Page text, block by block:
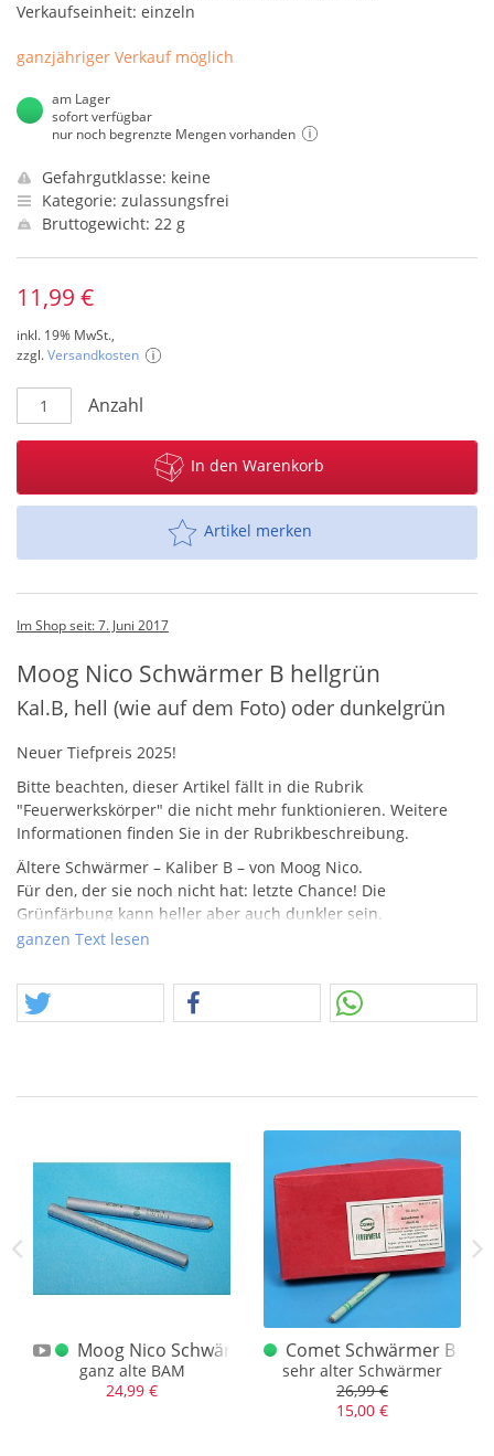
Verkaufseinheit: einzeln
ganzjähriger Verkauf möglich
am Lager
sofort verfügbar
nur noch begrenzte Mengen vorhanden
Gefahrgutklasse: keine
Kategorie: zulassungsfrei
Bruttogewicht: 22 g
11,99 €
inkl. 19% MwSt.,
zzgl.Versandkosten
Anzahl
In den Warenkorb
Artikel merken
Im Shop seit: 7. Juni 2017
Moog Nico Schwärmer B hellgrün
Kal.B, hell (wie auf dem Foto) oder dunkelgrün
Neuer Tiefpreis 2025!
Bitte beachten, dieser Artikel fällt in die Rubrik
"Feuerwerkskörper" die nicht mehr funktionieren. Weitere
Informationen finden Sie in der Rubrikbeschreibung.
Ältere Schwärmer – Kaliber B – von Moog Nico.
Für den, der sie noch nicht hat: letzte Chance! Die
Grünfärbung kann heller aber auch dunkler sein.
Nur stark begrenzt am Lager!
Sie haben Interesse an Artikeln, welche bei uns gesammelt
unter der Rubirk “Feuerwerkskörper” laufen? Es sind alte
Artikel, welche nicht nur durch Alter, sondern auch durch
geht darum, dass bekannt sein muss, dass hier eine
erloschene Zulassung hätten und nicht mehr verkauft werden
könnten. Die Verschlechterung oder die Gründe der
Beschaffenheit, welche zur Verkäuflichkeit führen können,
können schlechte Lagerung, Beschädigungen, Nässe, Risse,
Schimmel oder Weiteres sein. Der wesentliche Unterschied
hier ist, dass es sich aber eben nicht um Dummys handelt, es
ganzen Text lesen
Moog Nico Schwärmer Kal. A
ganz alte BAM
24,99 €
Comet Schwärmer B alt
sehr alter Schwärmer
26,99 €
15,00 €